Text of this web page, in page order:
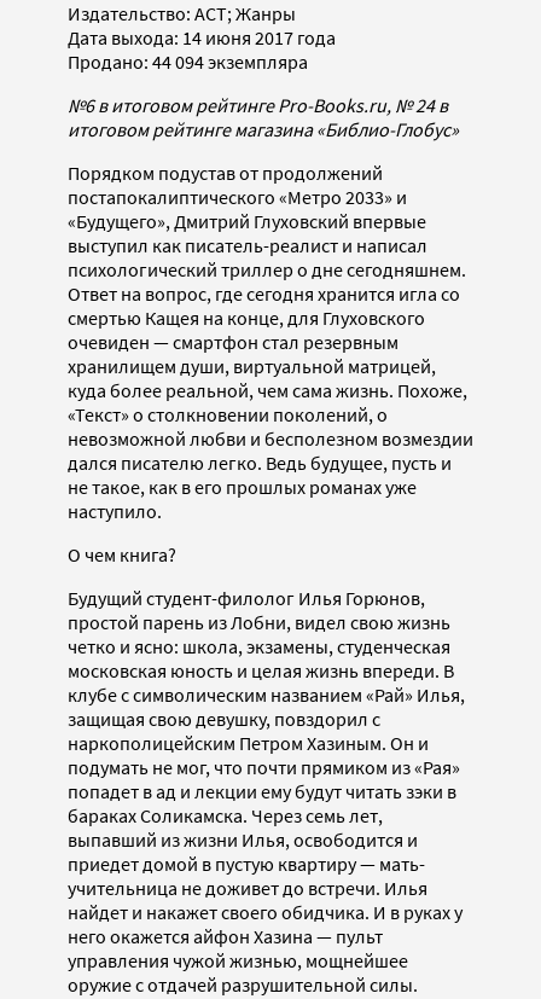
Издательство: АСТ; Жанры
Дата выхода: 14 июня 2017 года
Продано: 44 094 экземпляра
№6 в итоговом рейтинге Pro-Books.ru, № 24 в
итоговом рейтинге магазина «Библио-Глобус»
Порядком подустав от продолжений
постапокалиптического «Метро 2033» и
«Будущего», Дмитрий Глуховский впервые
выступил как писатель-реалист и написал
психологический триллер о дне сегодняшнем.
Ответ на вопрос, где сегодня хранится игла со
смертью Кащея на конце, для Глуховского
очевиден — смартфон стал резервным
хранилищем души, виртуальной матрицей,
куда более реальной, чем сама жизнь. Похоже,
«Текст» о столкновении поколений, о
невозможной любви и бесполезном возмездии
дался писателю легко. Ведь будущее, пусть и
не такое, как в его прошлых романах уже
наступило.
О чем книга?
Будущий студент-филолог Илья Горюнов,
простой парень из Лобни, видел свою жизнь
четко и ясно: школа, экзамены, студенческая
московская юность и целая жизнь впереди. В
клубе с символическим названием «Рай» Илья,
защищая свою девушку, повздорил с
наркополицейским Петром Хазиным. Он и
подумать не мог, что почти прямиком из «Рая»
попадет в ад и лекции ему будут читать зэки в
бараках Соликамска. Через семь лет,
выпавший из жизни Илья, освободится и
приедет домой в пустую квартиру — мать-
учительница не доживет до встречи. Илья
найдет и накажет своего обидчика. И в руках у
него окажется айфон Хазина — пульт
управления чужой жизнью, мощнейшее
оружие с отдачей разрушительной силы.